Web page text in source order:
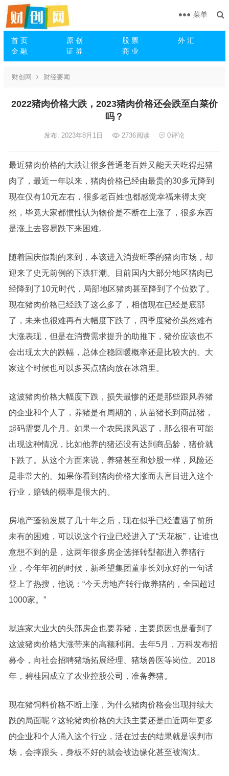
首 页 原 创 股 票
外 汇
金 融
证 券 商 业
菜单
财创网 财经要闻
2022猪肉价格大跌，2023猪肉价格还会跌至白菜价
吗？
发布: 2023年8月1日 2736阅读 0评论
最近猪肉价格的大跌让很多普通老百姓又能天天吃得起猪
肉了，最近一年以来，猪肉价格已经由最贵的30多元降到
现在仅有10元左右，很多老百姓也都感觉幸福来得太突
然，毕竟大家都惯性认为物价是不断在上涨了，很多东西
是涨上去容易跌下来困难。
随着国庆假期的来到，本该进入消费旺季的猪肉市场，却
迎来了史无前例的下跌狂潮。目前国内大部分地区猪肉已
经降到了10元时代，局部地区猪肉甚至降到了个位数了。
现在猪肉价格已经跌了这么多了，相信现在已经是底部
了，未来也很难再有大幅度下跌了，四季度猪价虽然难有
大涨表现，但是在消费需求提升的助推下，猪价应该也不
会出现太大的跌幅，总体企稳回暖概率还是比较大的。大
家这个时候也可以多买点猪肉放在冰箱里。
这波猪肉价格大幅度下跌，损失最惨的还是那些跟风养猪
的企业和个人了，养猪是有周期的，从苗猪长到商品猪，
起码需要几个月。如果一个农民跟风迟了，那么很有可能
出现这种情况，比如他养的猪还没有达到商品龄，猪价就
下跌了。从这个方面来说，养猪甚至和炒股一样，风险还
是非常大的。如果你看到猪肉价格大涨而去盲目进入这个
行业，赔钱的概率是很大的。
房地产蓬勃发展了几十年之后，现在似乎已经遭遇了前所
未有的困难，可以说这个行业已经进入了“天花板”，让谁也
意想不到的是，这两年很多房企选择转型都进入养猪行
业，今年年初的时候，新希望集团董事长刘永好的一句话
登上了热搜，他说：“今天房地产转行做养猪的，全国超过
1000家。”
就连家大业大的头部房企也要养猪，主要原因也是看到了
这波猪肉价格大涨带来的高额利润。去年5月，万科发布招
募令，向社会招聘猪场拓展经理、猪场兽医等岗位。2018
年，碧桂园成立了农业控股公司，准备养猪。
现在猪饲料价格不断上涨，为什么猪肉价格会出现持续大
跌的局面呢？这轮猪肉价格的大跌主要还是由近两年更多
的企业和个人涌入这个行业，活在过去的结果就是误判市
场，会摔跟头，身板不好的就会被边缘化甚至被淘汰。